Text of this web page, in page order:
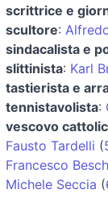
scrittrice e
scultore:
sindacalista e
slittinista: Karl
tastierista e
tennistavolista:
vescovo
Fausto Tardelli (
Francesco
Michele Seccia (